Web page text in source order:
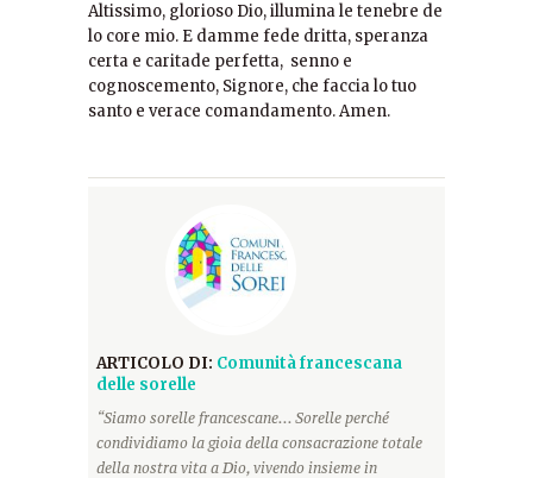
Altissimo, glorioso Dio, illumina le tenebre de
lo core mio. E damme fede dritta, speranza
certa e caritade perfetta, senno e
cognoscemento, Signore, che faccia lo tuo
santo e verace comandamento. Amen.
ARTICOLO DI: Comunità francescana
delle sorelle
“Siamo sorelle francescane... Sorelle perché
condividiamo la gioia della consacrazione totale
della nostra vita a Dio, vivendo insieme in